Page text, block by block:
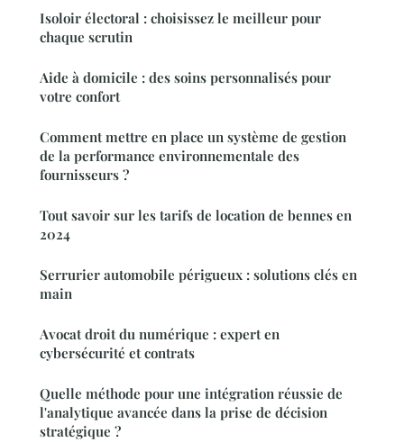
Isoloir électoral : choisissez le meilleur pour
chaque scrutin
Aide à domicile : des soins personnalisés pour
votre confort
Comment mettre en place un système de gestion
de la performance environnementale des
fournisseurs ?
Tout savoir sur les tarifs de location de bennes en
2024
Serrurier automobile périgueux : solutions clés en
main
Avocat droit du numérique : expert en
cybersécurité et contrats
Quelle méthode pour une intégration réussie de
l'analytique avancée dans la prise de décision
stratégique ?